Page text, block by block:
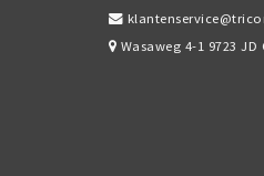
Wasaweg 4-1 9723 JD